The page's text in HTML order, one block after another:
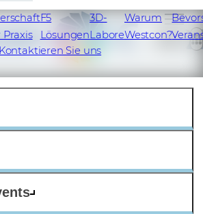
DE
Praxis
F5
Lösungen
3D-
Labore
Warum
Westcon?
Kontaktieren Sie uns